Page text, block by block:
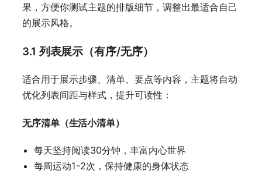
果，方便你测试主题的排版细节，调整出最适合自己
的展示风格。
3.1 列表展示（有序/无序）
适合用于展示步骤、清单、要点等内容，主题将自动
优化列表间距与样式，提升可读性：
无序清单（生活小清单）
每天坚持阅读30分钟，丰富内心世界
每周运动1-2次，保持健康的身体状态